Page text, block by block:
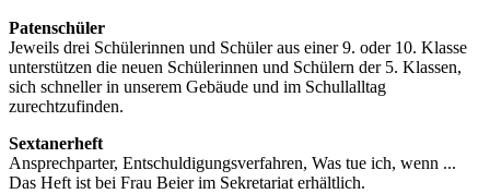
Patenschüler
Jeweils drei Schülerinnen und Schüler aus einer 9. oder 10. Klasse
unterstützen die neuen Schülerinnen und Schülern der 5. Klassen,
sich schneller in unserem Gebäude und im Schullalltag
zurechtzufinden.
Sextanerheft
Ansprechparter, Entschuldigungsverfahren, Was tue ich, wenn ...
Das Heft ist bei Frau Beier im Sekretariat erhältlich.